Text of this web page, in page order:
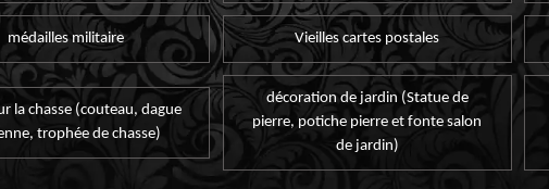
médailles militaire Vieilles cartes postales
la chasse (couteau, dague
trophée de chasse)
décoration de jardin (Statue de
pierre, potiche pierre et fonte salon
de jardin)